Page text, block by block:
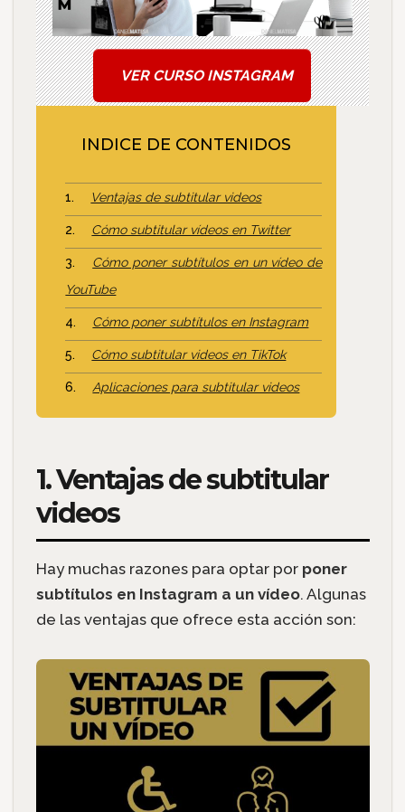
VER CURSO INSTAGRAM
INDICE DE CONTENIDOS
Ventajas de subtitular videos
Cómo subtitular vídeos en Twitter
Cómo poner subtítulos en un vídeo de
YouTube
Cómo poner subtítulos en Instagram
Cómo subtitular videos en TikTok
Aplicaciones para subtitular videos
1. Ventajas de subtitular
videos
Hay muchas razones para optar por poner
subtítulos en Instagram a un vídeo. Algunas
de las ventajas que ofrece esta acción son: